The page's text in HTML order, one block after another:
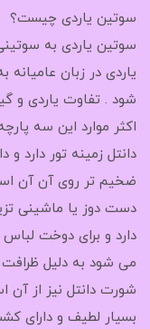
سوتین یاردی چیست؟
سوتین یاردی به
یاردی در زبان
شود . تفاوت یاردی و
اکثر موارد این سه
دانتل زمینه تور دارد
ضخیم تر روی آن آن
دست دوز یا ماشینی
دارد و برای دوخت
می شود به دلیل ظرافت
شورت دانتل نیز از
بسیار لطیف و دارای